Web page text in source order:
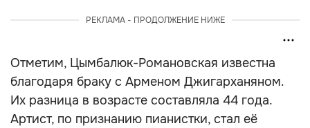
РЕКЛАМА - ПРОДОЛЖЕНИЕ НИЖЕ
Отметим, Цымбалюк-Романовская известна
благодаря браку с Арменом Джигарханяном.
Их разница в возрасте составляла 44 года.
Артист, по признанию пианистки, стал её